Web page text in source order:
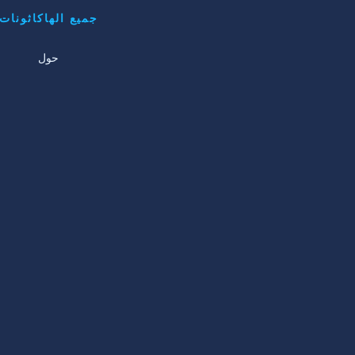
جميع الهاكاثونات
حول